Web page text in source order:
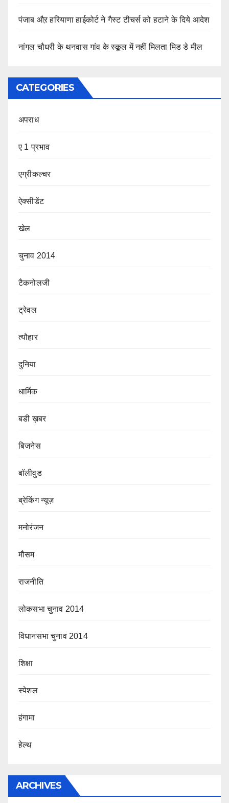
पंजाब औऱ हरियाणा हाईकोर्ट ने गैस्ट टीचर्स को हटाने के दिये आदेश
नांगल चौधरी के थनवास गांव के स्कूल में नहीं मिलता मिड डे मील
CATEGORIES
अपराध
ए 1 प्रभाव
एग्रीकल्चर
ऐक्सीडेंट
खेल
चुनाव 2014
टैकनोलजी
ट्रेवल
त्यौहार
दुनिया
धार्मिक
बडी ख़बर
बिजनेस
बॉलीवुड
ब्रेकिंग न्यूज़
मनोरंजन
मौसम
राजनीति
लोकसभा चुनाव 2014
विधानसभा चुनाव 2014
शिक्षा
स्पेशल
हंगामा
हेल्थ
ARCHIVES